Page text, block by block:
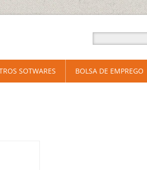
SOTWARES BOLSA DE EMPREGO